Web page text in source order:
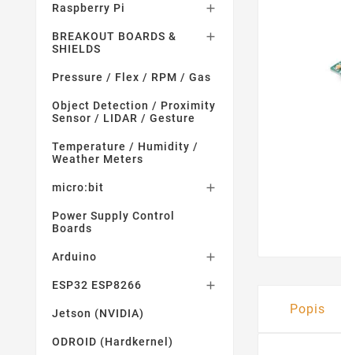
Raspberry Pi 
BREAKOUT BOARDS &
SHIELDS

Pressure / Flex / RPM / Gas
Object Detection / Proximity
Sensor / LIDAR / Gesture
Temperature / Humidity /
Weather Meters
micro:bit 
Power Supply Control
Boards
Arduino 
ESP32 ESP8266 
Jetson (NVIDIA)
ODROID (Hardkernel)
Popis